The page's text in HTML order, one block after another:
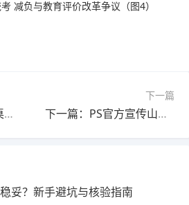
上一篇：一体化电竞桌整合PC机箱 PS5/NS2支架设计
下一篇
下一篇：PS官方宣传山寨游戏遭玩家强烈吐槽
妥？新手避坑与核验指南